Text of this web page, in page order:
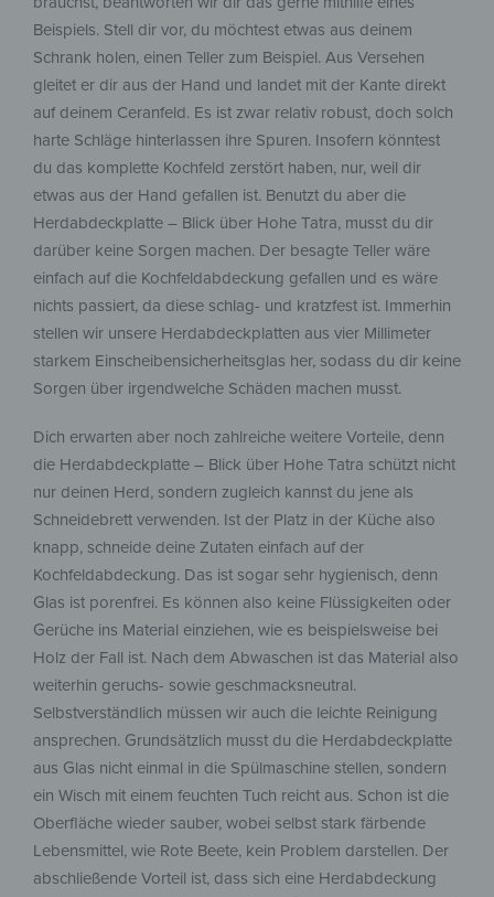
Beispiels. Stell dir vor, du möchtest etwas aus deinem
Schrank holen, einen Teller zum Beispiel. Aus Versehen
gleitet er dir aus der Hand und landet mit der Kante direkt
auf deinem Ceranfeld. Es ist zwar relativ robust, doch solch
harte Schläge hinterlassen ihre Spuren. Insofern könntest
du das komplette Kochfeld zerstört haben, nur, weil dir
etwas aus der Hand gefallen ist. Benutzt du aber die
Herdabdeckplatte – Blick über Hohe Tatra, musst du dir
darüber keine Sorgen machen. Der besagte Teller wäre
einfach auf die Kochfeldabdeckung gefallen und es wäre
nichts passiert, da diese schlag- und kratzfest ist. Immerhin
stellen wir unsere Herdabdeckplatten aus vier Millimeter
starkem Einscheibensicherheitsglas her, sodass du dir keine
Sorgen über irgendwelche Schäden machen musst.
Dich erwarten aber noch zahlreiche weitere Vorteile, denn
die Herdabdeckplatte – Blick über Hohe Tatra schützt nicht
nur deinen Herd, sondern zugleich kannst du jene als
Schneidebrett verwenden. Ist der Platz in der Küche also
knapp, schneide deine Zutaten einfach auf der
Kochfeldabdeckung. Das ist sogar sehr hygienisch, denn
Glas ist porenfrei. Es können also keine Flüssigkeiten oder
Gerüche ins Material einziehen, wie es beispielsweise bei
Holz der Fall ist. Nach dem Abwaschen ist das Material also
weiterhin geruchs- sowie geschmacksneutral.
Selbstverständlich müssen wir auch die leichte Reinigung
ansprechen. Grundsätzlich musst du die Herdabdeckplatte
aus Glas nicht einmal in die Spülmaschine stellen, sondern
ein Wisch mit einem feuchten Tuch reicht aus. Schon ist die
Oberfläche wieder sauber, wobei selbst stark färbende
Lebensmittel, wie Rote Beete, kein Problem darstellen. Der
abschließende Vorteil ist, dass sich eine Herdabdeckung